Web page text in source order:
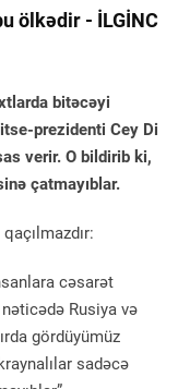
ölkədir - İLGİNC
bitəcəyi
prezidenti Cey Di
verir. O bildirib ki,
çatmayıblar.
cəsarət
Rusiya və
gördüyümüz
sadəcə